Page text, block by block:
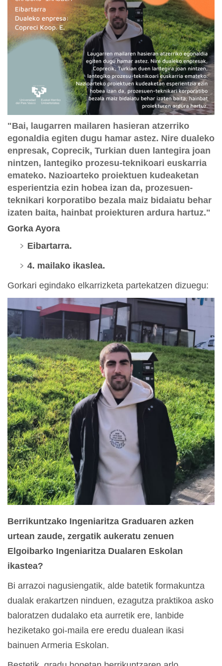
"Bai, laugarren mailaren hasieran atzerriko
egonaldia egiten dugu hamar astez. Nire dualeko
enpresak, Coprecik, Turkian duen lantegira joan
nintzen, lantegiko prozesu-teknikoari euskarria
emateko. Nazioarteko proiektuen kudeaketan
esperientzia ezin hobea izan da, prozesuen-
teknikari korporatibo bezala maiz bidaiatu behar
izaten baita, hainbat proiekturen ardura hartuz."
Gorka Ayora
Eibartarra.
4. mailako ikaslea.
Gorkari egindako elkarrizketa partekatzen dizuegu:
Berrikuntzako Ingeniaritza Graduaren azken
urtean zaude, zergatik aukeratu zenuen
Elgoibarko Ingeniaritza Dualaren Eskolan
ikastea?
Bi arrazoi nagusiengatik, alde batetik formakuntza
dualak erakartzen ninduen, ezagutza praktikoa asko
baloratzen dudalako eta aurretik ere, lanbide
heziketako goi-maila ere eredu dualean ikasi
bainuen Armeria Eskolan.